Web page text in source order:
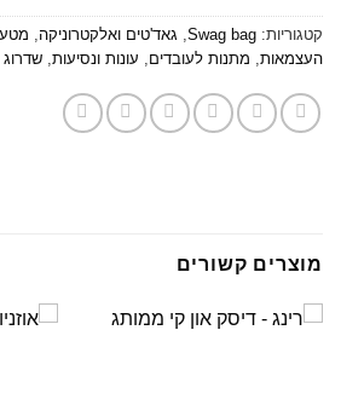
קטגוריות: Swag bag גאד'טים ואלקטרוניקה
העצמאות מתנות לעובדים עונות ונסיעות שדרוג
מוצרים קשורים